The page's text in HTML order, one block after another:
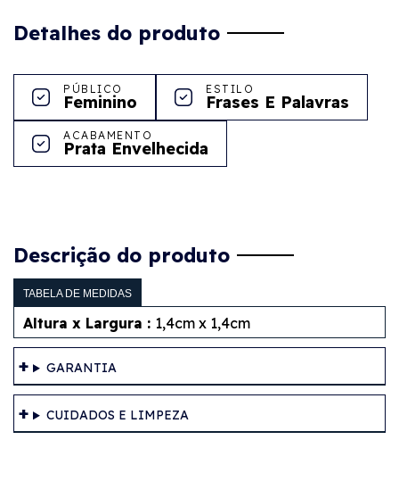
Detalhes do produto
PÚBLICO
Feminino
ESTILO
Frases E Palavras
ACABAMENTO
Prata Envelhecida
Descrição do produto
TABELA DE MEDIDAS
Altura x Largura : 1,4cm x 1,4cm
GARANTIA
CUIDADOS E LIMPEZA